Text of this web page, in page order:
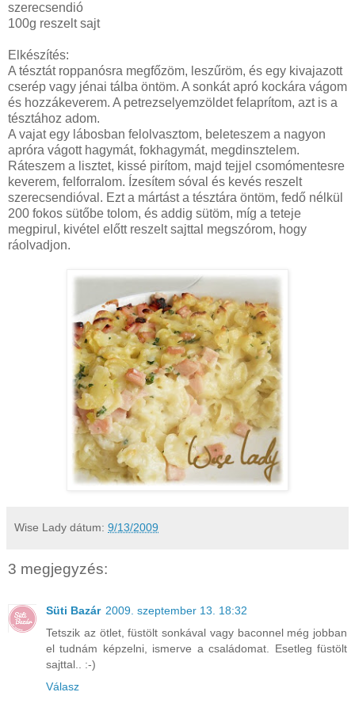
szerecsendió
100g reszelt sajt
Elkészítés:
A tésztát roppanósra megfőzöm, leszűröm, és egy kivajazott
cserép vagy jénai tálba öntöm. A sonkát apró kockára vágom
és hozzákeverem. A petrezselyemzöldet felaprítom, azt is a
tésztához adom.
A vajat egy lábosban felolvasztom, beleteszem a nagyon
apróra vágott hagymát, fokhagymát, megdinsztelem.
Ráteszem a lisztet, kissé pirítom, majd tejjel csomómentesre
keverem, felforralom. Ízesítem sóval és kevés reszelt
szerecsendióval. Ezt a mártást a tésztára öntöm, fedő nélkül
200 fokos sütőbe tolom, és addig sütöm, míg a teteje
megpirul, kivétel előtt reszelt sajttal megszórom, hogy
ráolvadjon.
Wise Lady dátum: 9/13/2009
3 megjegyzés:
Süti Bazár 2009. szeptember 13. 18:32
Tetszik az ötlet, füstölt sonkával vagy baconnel még jobban
el tudnám képzelni, ismerve a családomat. Esetleg füstölt
sajttal.. :-)
Válasz